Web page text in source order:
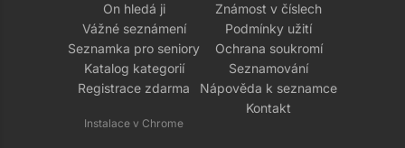
On hledá ji
Vážné seznámení
Seznamka pro seniory
Katalog kategorií
Registrace zdarma
Instalace v Chrome
Známost v číslech
Podmínky užití
Ochrana soukromí
Seznamování
Nápověda k seznamce
Kontakt